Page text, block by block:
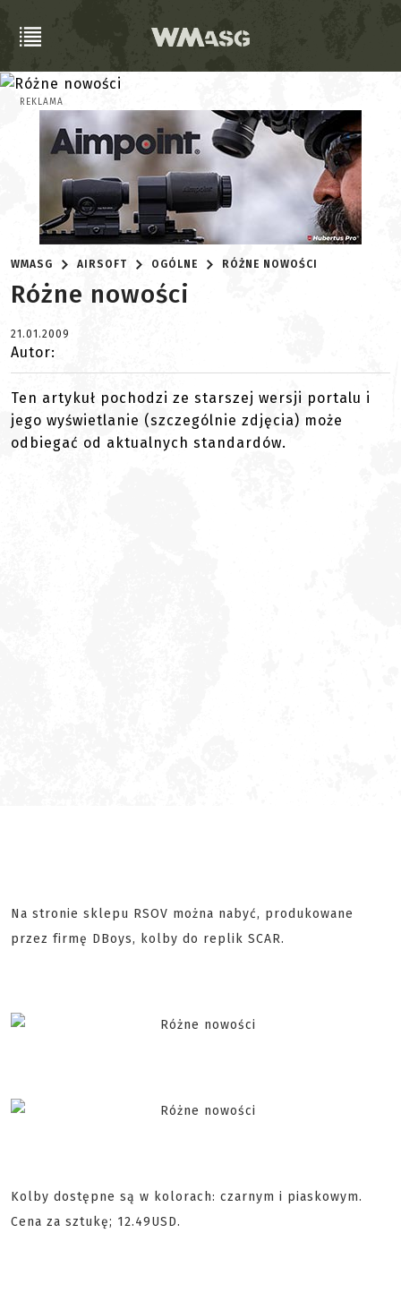
REKLAMA
WMASG AIRSOFT OGÓLNE RÓŻNE NOWOŚCI
Różne nowości
21.01.2009
Autor:
Ten artykuł pochodzi ze starszej wersji portalu i
jego wyświetlanie (szczególnie zdjęcia) może
odbiegać od aktualnych standardów.
Na stronie sklepu RSOV można nabyć, produkowane
przez firmę DBoys, kolby do replik SCAR.
Kolby dostępne są w kolorach: czarnym i piaskowym.
Cena za sztukę; 12.49USD.